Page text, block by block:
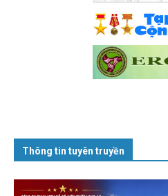
Thông tin tuyên truyền